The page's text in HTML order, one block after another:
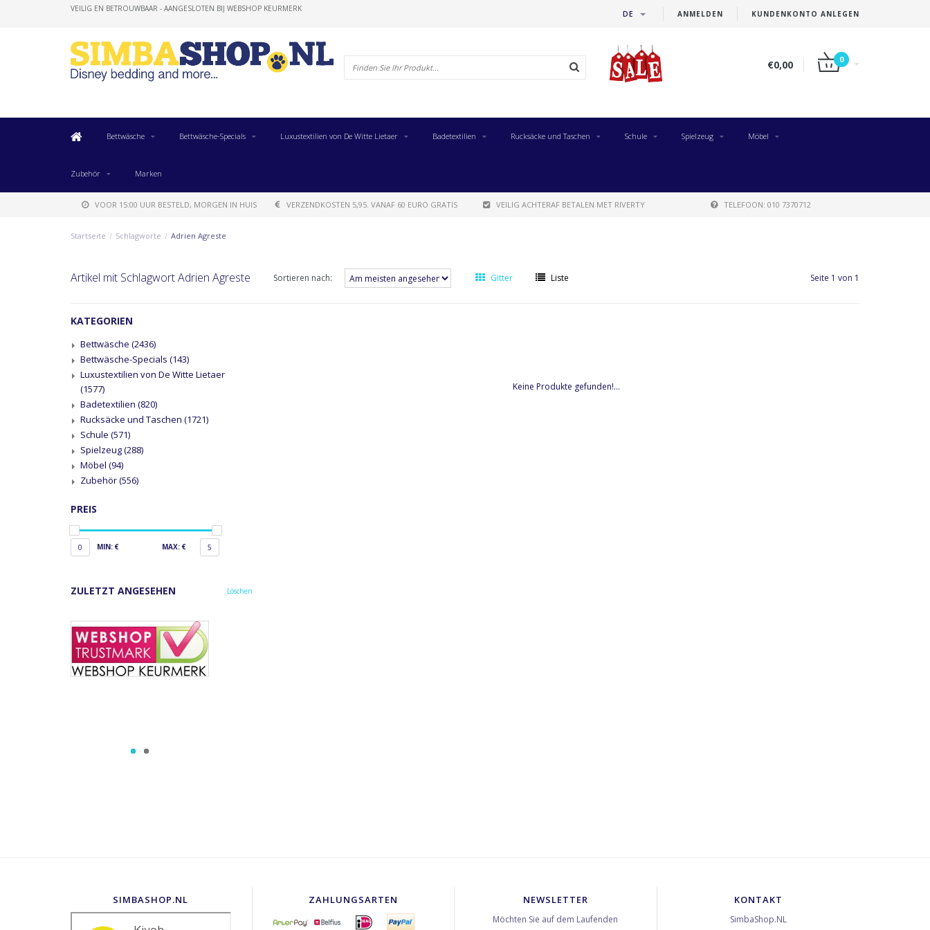
ANMELDEN KUNDENKONTO ANLEGEN
DE
VEILIG EN BETROUWBAAR - AANGESLOTEN BIJ WEBSHOP KEURMERK
€0,00 0
Bettwäsche Bettwäsche-Specials Luxustextilien von De Witte Lietaer Badetextilien Rucksäcke und Taschen Schule Spielzeug Möbel
Zubehör Marken
VOOR 15:00 UUR BESTELD, MORGEN IN HUIS VERZENDKOSTEN 5,95. VANAF 60 EURO GRATIS VEILIG ACHTERAF BETALEN MET RIVERTY TELEFOON: 010 7370712
Startseite / Schlagworte / Adrien Agreste
Artikel mit Schlagwort Adrien Agreste Sortieren nach: Gitter Liste Seite 1 von 1
KATEGORIEN
Bettwäsche (2436)
Bettwäsche-Specials (143)
Luxustextilien von De Witte Lietaer
(1577)
Badetextilien (820)
Rucksäcke und Taschen (1721)
Schule (571)
Spielzeug(288)
Möbel (94)
Zubehör(556)
PREIS
0 MIN: € MAX: € 5
ZULETZT ANGESEHEN Löschen
Keine Produkte gefunden!...
SIMBASHOP.NL ZAHLUNGSARTEN NEWSLETTER
Möchten Sie auf dem Laufenden
KONTAKT
SimbaShop.NL